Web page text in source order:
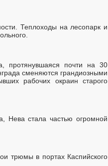
Теплоходы на лесопарк и
протянувшаяся почти на 30
сменяются грандиозными
рабочих окраин старого
Нева стала частью огромной
трюмы в портах Каспийского